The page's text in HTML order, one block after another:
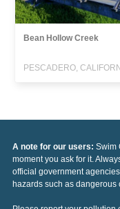
Bean Hollow Creek
PESCADERO,
A note for our users: Swim
moment you ask for it.
official government
hazards such as dangerous